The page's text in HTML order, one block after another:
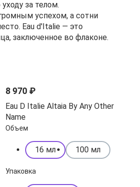
за телом.
успехом, а сотни
Eau d'Italie — это
заключенное во флаконе.
8 970 ₽
Eau D Italie Altaia By Any Other
Name
Объем
16 мл 100 мл
Упаковка